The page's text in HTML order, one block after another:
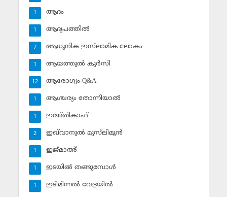
ആദം
1
ആദ്യപത്തില്‍
1
ആധുനിക ഇസ്‌ലാമിക ലോകം
7
ആയത്തുല്‍ കുര്‍സി
1
ആരോഗ്യം-Q&A
12
ആശ്ചര്യം തോന്നിയാല്‍
1
ഇഅ്തികാഫ്‌
1
ഇഖ്‌വാനുല്‍ മുസ്‌ലിമൂന്‍
2
ഇജ്മാഅ്
1
ഇടയില്‍ തങ്ങുമ്പോള്‍
1
ഇടിമിന്നല്‍ വേളയില്‍
1